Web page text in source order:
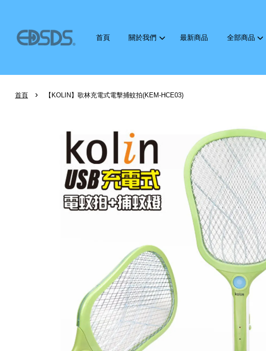
首頁 關於我們 最新商品 全部商品
首頁 › 【KOLIN】歌林充電式電擊捕蚊拍(KEM-HCE03)